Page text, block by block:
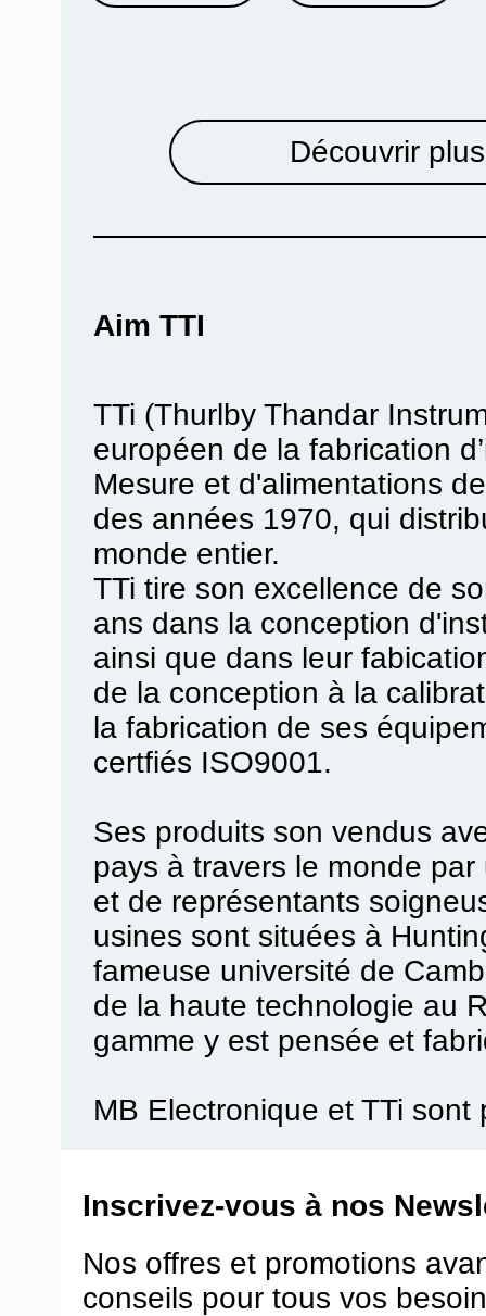
Découvrir
Aim TTI
TTi (Thurlby Thandar
européen de la fabrication
Mesure et d'alimentations
des années 1970, qui
monde entier.
TTi tire son excellence de
ans dans la conception
ainsi que dans leur
de la conception à la
la fabrication de ses
certfiés ISO9001.
Ses produits son vendus
pays à travers le monde
et de représentants
usines sont situées à
fameuse université de
de la haute technologie au
gamme y est pensée et
MB Electronique et TTi
Inscrivez-vous à nos
Nos offres et promotions
conseils pour tous vos